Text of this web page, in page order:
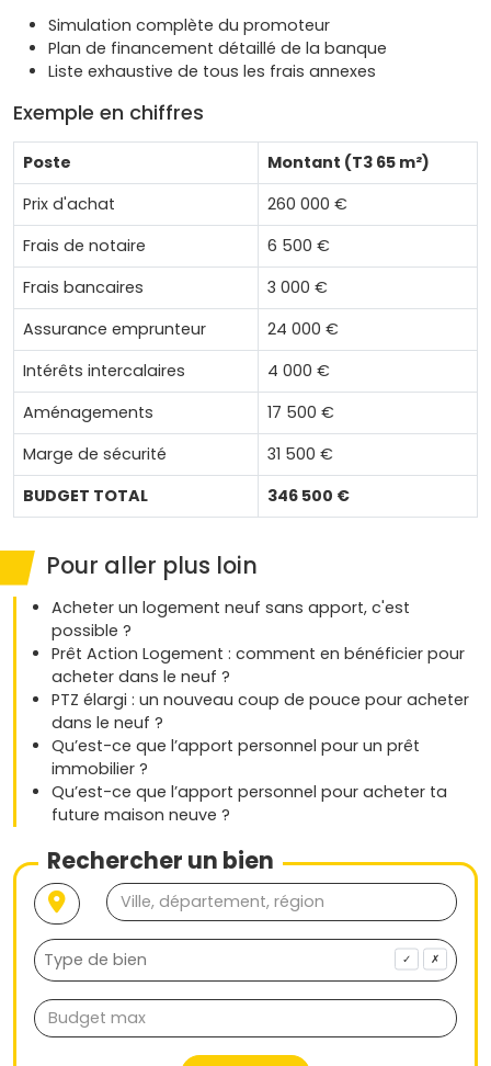
Simulation complète du promoteur
Plan de financement détaillé de la banque
Liste exhaustive de tous les frais annexes
Exemple en chiffres
Poste
Montant (T3 65 m²)
Prix d'achat
260 000 €
Frais de notaire
6 500 €
Frais bancaires
3 000 €
Assurance emprunteur
24 000 €
Intérêts intercalaires
4 000 €
Aménagements
17 500 €
Marge de sécurité
31 500 €
BUDGET TOTAL
346 500 €
Pour aller plus loin
Acheter un logement neuf sans apport, c'est
possible ?
Prêt Action Logement : comment en bénéficier pour
acheter dans le neuf ?
PTZ élargi : un nouveau coup de pouce pour acheter
dans le neuf ?
Qu’est-ce que l’apport personnel pour un prêt
immobilier ?
Qu’est-ce que l’apport personnel pour acheter ta
future maison neuve ?
Rechercher un bien
✓ ✗